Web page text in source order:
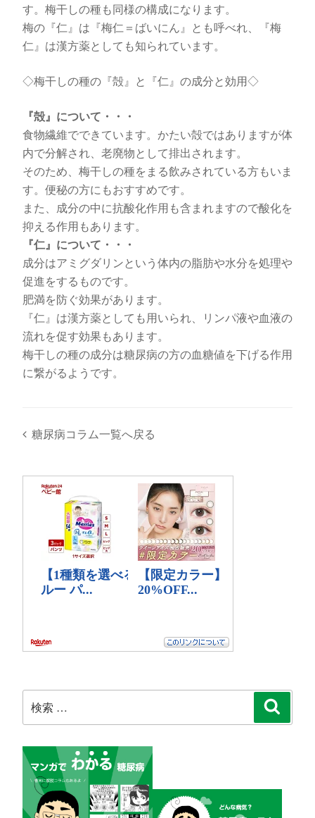
す。梅干しの種も同様の構成になります。
梅の『仁』は『梅仁＝ばいにん』とも呼べれ、『梅
仁』は漢方薬としても知られています。
◇梅干しの種の『殻』と『仁』の成分と効用◇
『殻』について・・・
食物繊維でできています。かたい殻ではありますが体
内で分解され、老廃物として排出されます。
そのため、梅干しの種をまる飲みされている方もいま
す。便秘の方にもおすすめです。
また、成分の中に抗酸化作用も含まれますので酸化を
抑える作用もあります。
『仁』について・・・
成分はアミグダリンという体内の脂肪や水分を処理や
促進をするものです。
肥満を防ぐ効果があります。
『仁』は漢方薬としても用いられ、リンパ液や血液の
流れを促す効果もあります。
梅干しの種の成分は糖尿病の方の血糖値を下げる作用
に繋がるようです。
糖尿病コラム一覧へ戻る
検
索: